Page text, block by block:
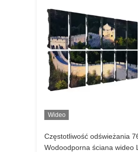
Wideo
Częstotliwość odświeżania
Wodoodporna ściana wideo